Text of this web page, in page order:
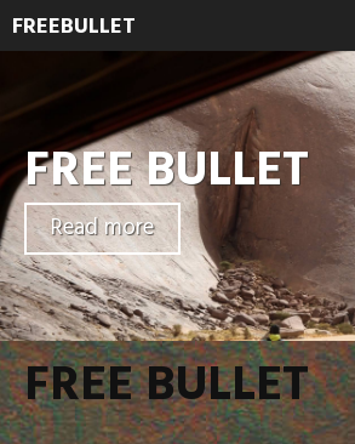
FREEBULLET
FREE BULLET
Read more
FREE BULLET